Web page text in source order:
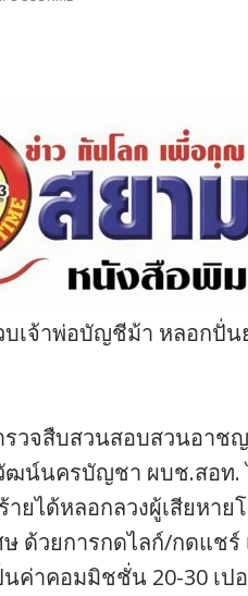
บเจ้าพ่อบัญชีม้า หลอกปั่
วจสืบสวนสอบสวนอาช
น์นครบัญชา ผบช.สอท.
ายได้หลอกลวงผู้เสียห
ษ ด้วยการกดไลก์/กดแช
ค่าคอมมิชชั่น 20-30 เป